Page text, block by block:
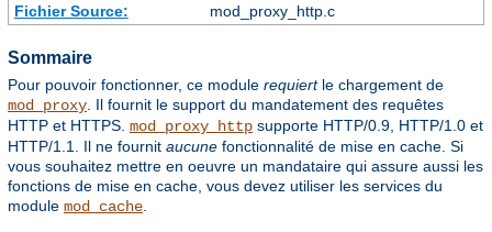
Fichier Source:
mod_proxy_http.c
Sommaire
Pour pouvoir fonctionner, ce module requiertle chargement de
mod_proxy . Il fournit le support du mandatement des requêtes
HTTP et HTTPS. mod_proxy_http supporte HTTP/0.9, HTTP/1.0 et
HTTP/1.1. Il ne fournit aucune fonctionnalité de mise en cache. Si
vous souhaitez mettre en oeuvre un mandataire qui assure aussi les
fonctions de mise en cache, vous devez utiliser les services du
module mod_cache